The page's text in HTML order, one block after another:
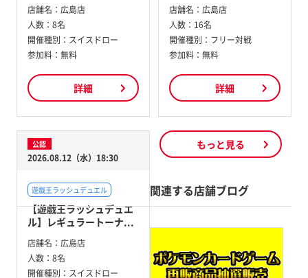
店舗名： 広島店
人数： 8名
開催種別： スイスドロー
参加料： 無料
詳細
店舗名： 広島店
人数： 16名
開催種別： フリー対戦
参加料： 無料
詳細
公認
2026.08.12（水）18:30
遊戯王ラッシュデュエル
【遊戯王ラッシュデュエ
ル】レギュラートーナ...
店舗名： 広島店
人数： 8名
開催種別： スイスドロー
もっと見る
関連する店舗ブログ